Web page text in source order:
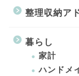
整理収納ア
暮らし
家計
ハンドメ